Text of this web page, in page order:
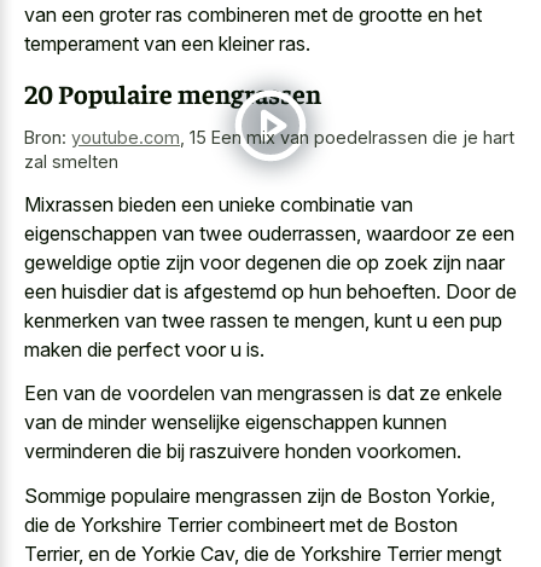
van een groter ras combineren met de grootte en het
temperament van een kleiner ras.
20 Populaire mengrassen
Bron: youtube.com, 15 Een mix van poedelrassen die je hart
zal smelten
Mixrassen bieden een unieke combinatie van
eigenschappen van twee ouderrassen, waardoor ze een
geweldige optie zijn voor degenen die op zoek zijn naar
een huisdier dat is afgestemd op hun behoeften. Door de
kenmerken van twee rassen te mengen, kunt u een pup
maken die perfect voor u is.
Een van de voordelen van mengrassen is dat ze enkele
van de minder wenselijke eigenschappen kunnen
verminderen die bij raszuivere honden voorkomen.
Sommige populaire mengrassen zijn de Boston Yorkie,
die de Yorkshire Terrier combineert met de Boston
Terrier, en de Yorkie Cav, die de Yorkshire Terrier mengt